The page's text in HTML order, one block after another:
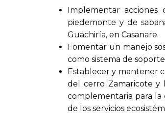
Implementar
piedemonte y de
Guachiría, en Casanare.
Fomentar un manejo
como sistema de
Establecer y mantener
del cerro Zamaricote y
complementaria para la
de los servicios